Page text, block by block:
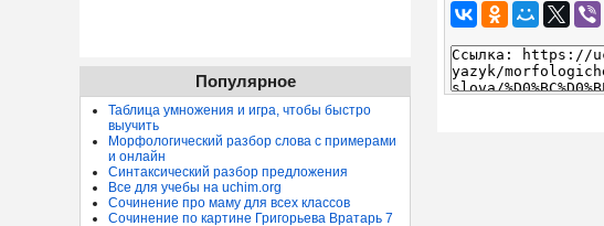
Популярное
Таблица умножения и игра, чтобы быстро
выучить
Морфологический разбор слова с примерами
и онлайн
Синтаксический разбор предложения
Все для учебы на uchim.org
Сочинение про маму для всех классов
Сочинение по картине Григорьева Вратарь 7